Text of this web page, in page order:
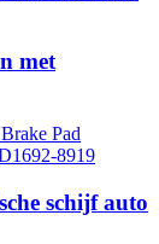
met
schijf auto